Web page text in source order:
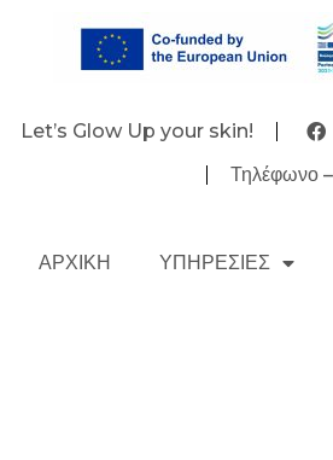
Let’s Glow Up your skin!
Τηλέφωνο –
ΑΡΧΙΚΗ ΥΠΗΡΕΣΙΕΣ